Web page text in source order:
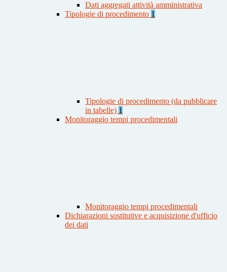
Dati aggregati attività amministrativa
Tipologie di procedimento 1
Tipologie di procedimento (da pubblicare
in tabelle) 1
Monitoraggio tempi procedimentali
Monitoraggio tempi procedimentali
Dichiarazioni sostitutive e acquisizione d'ufficio
dei dati